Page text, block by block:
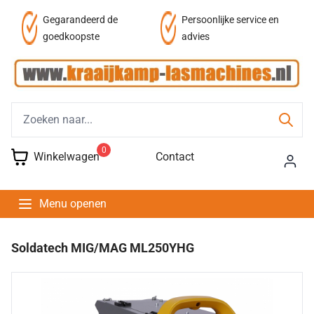
Gegarandeerd de
goedkoopste
Persoonlijke service en
advies
Winkelwagen 0 Contact
Menu openen
Soldatech MIG/MAG ML250YHG